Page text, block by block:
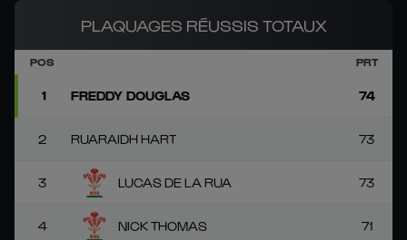
PLAQUAGES RÉUSSIS TOTAUX
POS PRT
1 FREDDY DOUGLAS 74
2 RUARAIDH HART 73
3 LUCAS DE LA RUA 73
4 NICK THOMAS 71